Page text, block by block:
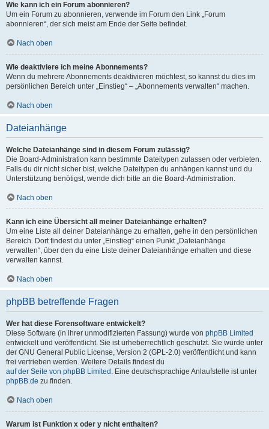
Wie kann ich ein Forum abonnieren?
Um ein Forum zu abonnieren, verwende im Forum den Link „Forum
abonnieren“, der sich meist am Ende der Seite befindet.
Nach oben
Wie deaktiviere ich meine Abonnements?
Wenn du mehrere Abonnements deaktivieren möchtest, so kannst du dies im
persönlichen Bereich unter „Einstieg“ – „Abonnements verwalten“ machen.
Nach oben
Dateianhänge
Welche Dateianhänge sind in diesem Forum zulässig?
Die Board-Administration kann bestimmte Dateitypen zulassen oder verbieten.
Falls du dir nicht sicher bist, welche Dateitypen du anhängen kannst und du
Unterstützung benötigst, wende dich bitte an die Board-Administration.
Nach oben
Kann ich eine Übersicht all meiner Dateianhänge erhalten?
Um eine Liste all deiner Dateianhänge zu erhalten, gehe in den persönlichen
Bereich. Dort findest du unter „Einstieg“ einen Punkt „Dateianhänge
verwalten“, über den du eine Liste deiner Dateianhänge erhalten und diese
verwalten kannst.
Nach oben
phpBB betreffende Fragen
Wer hat diese Forensoftware entwickelt?
Diese Software (in ihrer unmodifizierten Fassung) wurde von phpBB Limited
entwickelt und veröffentlicht. Sie ist urheberrechtlich geschützt. Sie wurde unter
der GNU General Public License, Version 2 (GPL-2.0) veröffentlicht und kann
frei vertrieben werden. Weitere Details findest du
auf der Seite von phpBB Limited . Eine deutschsprachige Anlaufstelle ist unter
phpBB.de zu finden.
Nach oben
Warum ist Funktion x oder y nicht enthalten?